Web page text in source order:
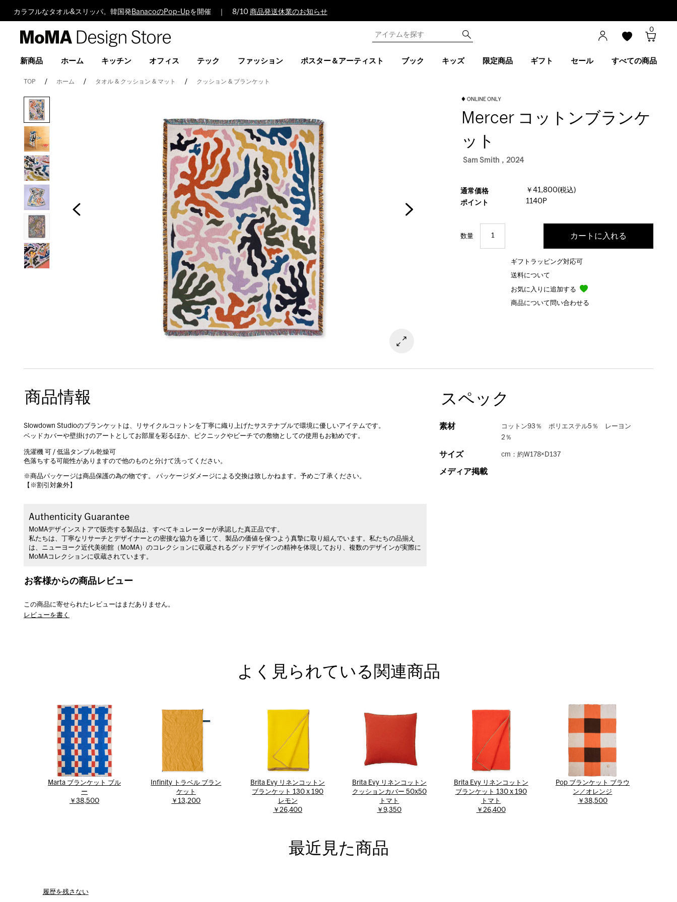
カラフルなタオル&スリッパ。韓国発 BanacoのPop-Upを開催 ｜ 8/10 商品発送休業のお知らせ
Design
0
新商品 ホーム キッチン オフィス テック ファッション ポスター＆アーティスト ブック キッズ 限定商品 ギフト セール すべての商品
TOP ホーム タオル & クッション & マット クッション & ブランケット
Mercer コットンブランケ
ット
Sam Smith，2024
通常価格
￥41,800(税込)
ポイント
1140P
数量
ギフトラッピング対応可
送料について
お気に入りに追加する
商品について問い合わせる
商品情報
Slowdown Studioのブランケットは、リサイクルコットンを丁寧に織り上げたサステナブルで環境に優しいアイテムです。
ベッドカバーや壁掛けのアートとしてお部屋を彩るほか、ピクニックやビーチでの敷物としての使用もお勧めです。
洗濯機 可 / 低温タンブル乾燥可
色落ちする可能性がありますので他のものと分けて洗ってください。
※商品パッケージは商品保護の為の物です。 パッケージダメージによる交換は致しかねます。予めご了承ください。
【※割引対象外】
Authenticity Guarantee
MoMAデザインストアで販売する製品は、すべてキュレーターが承認した真正品です。
私たちは、丁寧なリサーチとデザイナーとの密接な協力を通じて、製品の価値を保つよう真摯に取り組んでいます。私たちの品揃え
は、ニューヨーク近代美術館（MoMA）のコレクションに収蔵されるグッドデザインの精神を体現しており、複数のデザインが実際に
MoMAコレクションに収蔵されています。
スペック
素材
コットン93％ ポリエステル5％ レーヨン
2％
サイズ cm：約W178×D137
メディア掲載
お客様からの商品レビュー
この商品に寄せられたレビューはまだありません。
レビューを書く
よく見られている関連商品
Marta ブランケット ブル
ー
￥38,500
Infinity トラベル ブラン
ケット
￥13,200
Brita Evy リネンコットン
ブランケット 130 x 190
レモン
￥26,400
Brita Evy リネンコットン
クッションカバー 50x50
トマト
￥9,350
Brita Evy リネンコットン
ブランケット 130 x 190
トマト
￥26,400
Pop ブランケット ブラウ
ン／オレンジ
￥38,500
最近見た商品
履歴を残さない